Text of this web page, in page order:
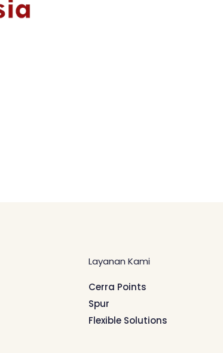
Layanan Kami
Cerra Points
Spur
Flexible Solutions